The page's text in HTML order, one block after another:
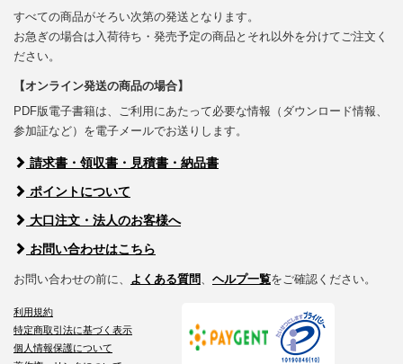
すべての商品がそろい次第の発送となります。
お急ぎの場合は入荷待ち・発売予定の商品とそれ以外を分けてご注文く
ださい。
【オンライン発送の商品の場合】
PDF版電子書籍は、ご利用にあたって必要な情報（ダウンロード情報、
参加証など）を電子メールでお送りします。
請求書・領収書・見積書・納品書
ポイントについて
大口注文・法人のお客様へ
お問い合わせはこちら
お問い合わせの前に、 よくある質問、 ヘルプ一覧をご確認ください。
利用規約
特定商取引法に基づく表示
個人情報保護について